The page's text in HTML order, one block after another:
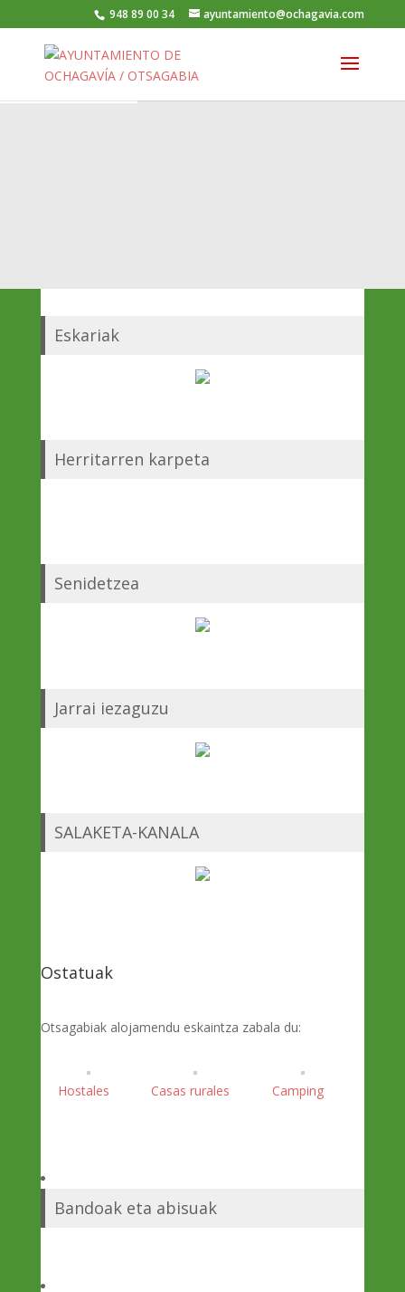
948 89 00 34 ayuntamiento@ochagavia.com
Eskariak
Herritarren karpeta
Senidetzea
Jarrai iezaguzu
SALAKETA-KANALA
Ostatuak
Otsagabiak alojamendu eskaintza zabala du:
Hostales Casas rurales Camping
Bandoak eta abisuak